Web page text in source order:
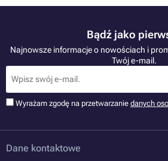
Bądź jako
Najnowsze informacje o nowościach i
Twój e-mail.
Wyrażam zgodę na przetwarzanie danych
Dane kontaktowe